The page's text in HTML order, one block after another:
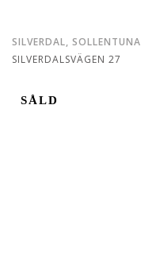
SILVERDAL, SOLLENTUNA
SILVERDALSVÄGEN 27
SÅLD